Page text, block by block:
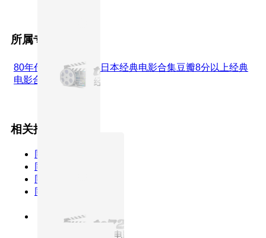
所属专题
80年代经典电影合集 日本经典电影合集豆瓣8分以上经典
电影合集
相关推荐
同类型
同主演
同年份
同TAG
1980正片